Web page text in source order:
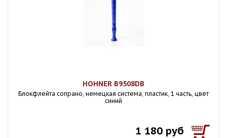
HOHNER B9508DB
Блокфлейта сопрано, немецкая система, пластик, 1 часть, цвет
синий
1 180 руб